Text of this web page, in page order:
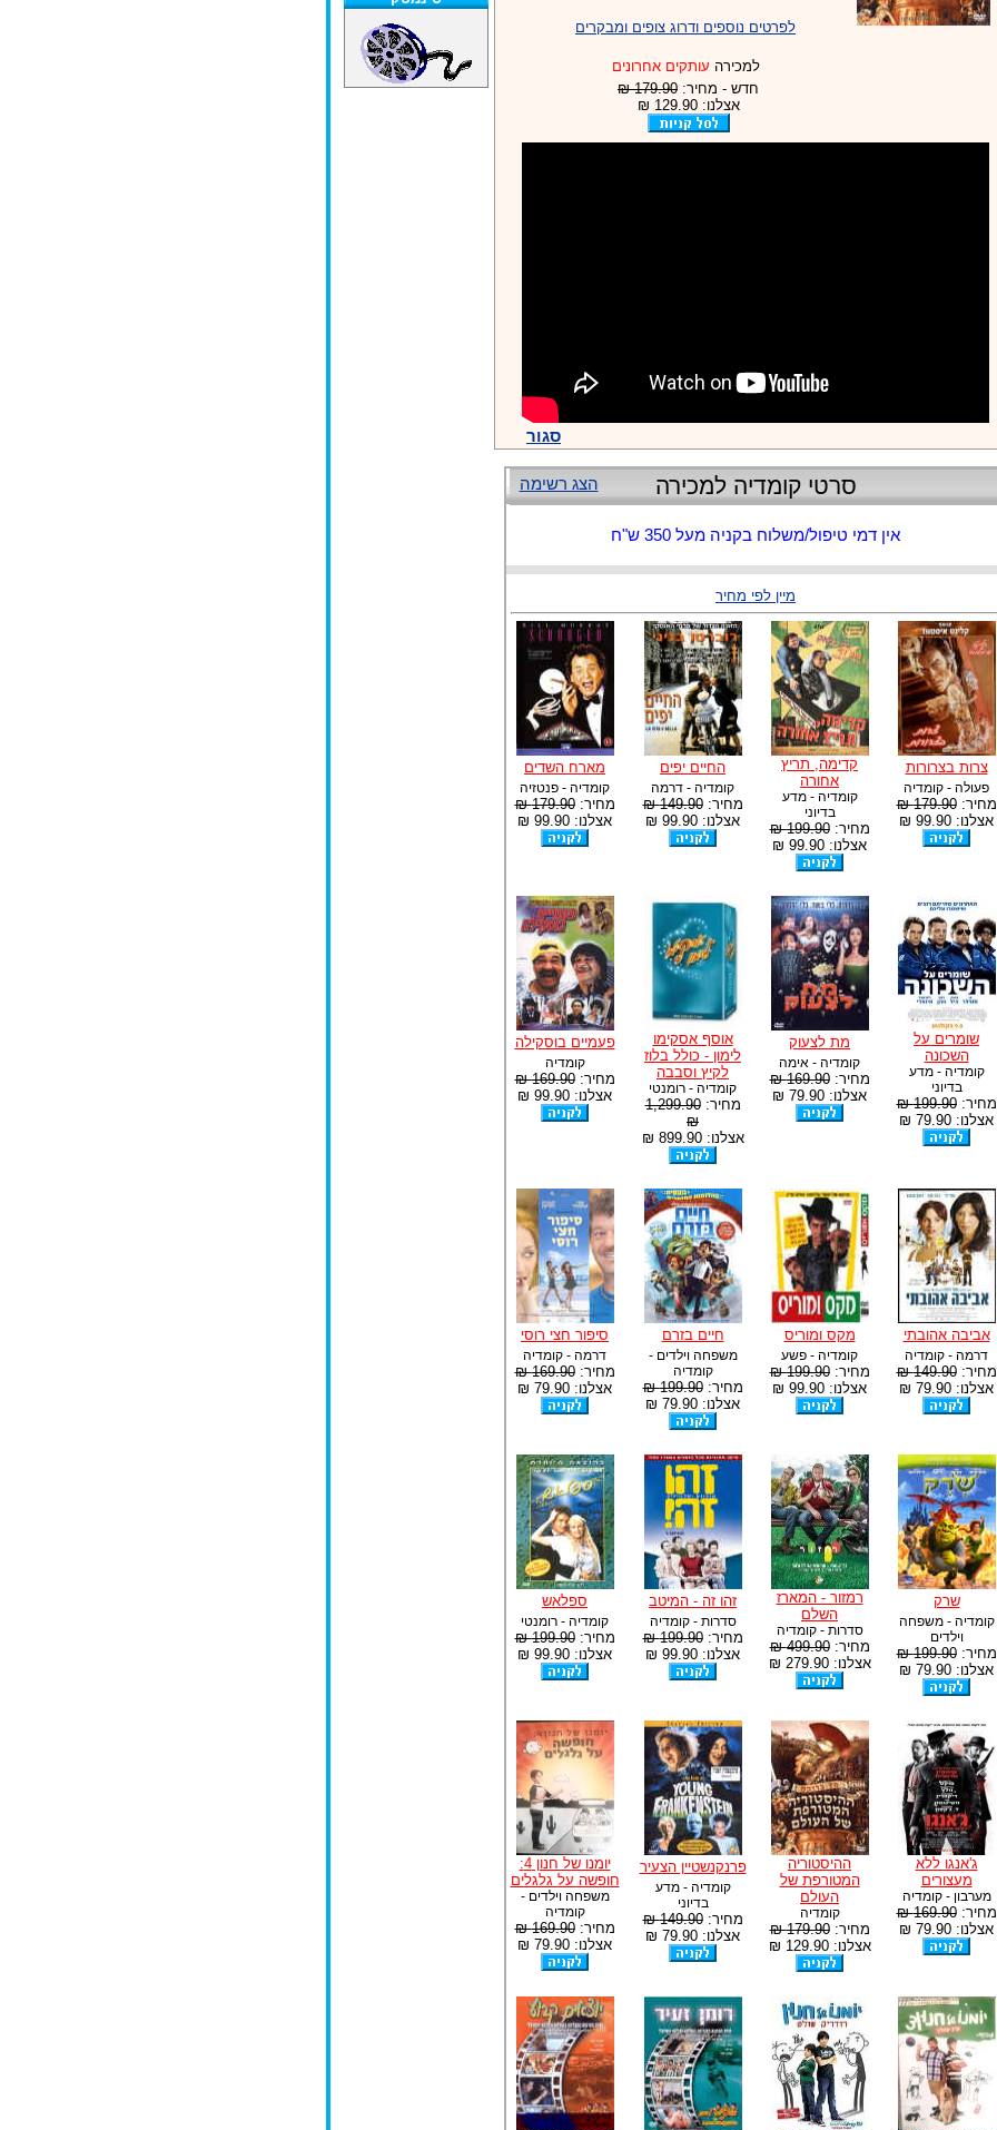
לפרטים נוספים ודרוג צופים ומבקרים
למכירה עותקים אחרונים
חדש - מחיר: 179.90 ₪
אצלנו: 129.90 ₪
סגור
הצג רשימה סרטי קומדיה למכירה
אין דמי טיפול/משלוח בקניה מעל 350 ש"ח
מיין לפי מחיר
צרות בצרורות
פעולה - קומדיה
מחיר:179.90 ₪
אצלנו: 99.90 ₪
קדימה, תריץ
אחורה
קומדיה - מדע
בדיוני
מחיר:199.90 ₪
אצלנו: 99.90 ₪
החיים יפים
קומדיה - דרמה
מחיר:149.90 ₪
אצלנו: 99.90 ₪
מארח השדים
קומדיה - פנטזיה
מחיר:179.90 ₪
אצלנו: 99.90 ₪
שומרים על
השכונה
קומדיה - מדע
בדיוני
מחיר:199.90 ₪
אצלנו: 79.90 ₪
מת לצעוק
קומדיה - אימה
מחיר:169.90 ₪
אצלנו: 79.90 ₪
אוסף אסקימו
לימון - כולל בלוז
לקיץ וסבבה
קומדיה - רומנטי
מחיר:1,299.90
₪
אצלנו: 899.90 ₪
פעמיים בוסקילה
קומדיה
מחיר:169.90 ₪
אצלנו: 99.90 ₪
אביבה אהובתי
דרמה - קומדיה
מחיר:149.90 ₪
אצלנו: 79.90 ₪
מקס ומוריס
קומדיה - פשע
מחיר:199.90 ₪
אצלנו: 99.90 ₪
חיים בזרם
משפחה וילדים -
קומדיה
מחיר:199.90 ₪
אצלנו: 79.90 ₪
סיפור חצי רוסי
דרמה - קומדיה
מחיר:169.90 ₪
אצלנו: 79.90 ₪
שרק
קומדיה - משפחה
וילדים
מחיר:199.90 ₪
אצלנו: 79.90 ₪
רמזור - המארז
השלם
סדרות - קומדיה
מחיר:499.90 ₪
אצלנו: 279.90 ₪
זהו זה - המיטב
סדרות - קומדיה
מחיר:199.90 ₪
אצלנו: 99.90 ₪
ספלאש
קומדיה - רומנטי
מחיר:199.90 ₪
אצלנו: 99.90 ₪
ג'אנגו ללא
מעצורים
מערבון - קומדיה
מחיר:169.90 ₪
אצלנו: 79.90 ₪
ההיסטוריה
המטורפת של
העולם
קומדיה
מחיר:179.90 ₪
אצלנו: 129.90 ₪
פרנקנשטיין הצעיר
קומדיה - מדע
בדיוני
מחיר:149.90 ₪
אצלנו: 79.90 ₪
יומנו של חנון 4:
חופשה על גלגלים
משפחה וילדים -
קומדיה
מחיר:169.90 ₪
אצלנו: 79.90 ₪